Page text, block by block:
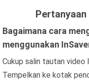
Bagaimana cara
menggunakan
Cukup salin tautan video
Tempelkan ke kotak